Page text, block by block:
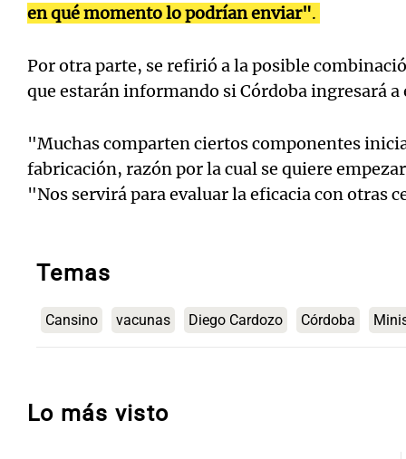
en qué momento lo podrían enviar".
Por otra parte, se refirió a la posible
que estarán informando si Córdoba ingresará
"Muchas comparten ciertos componentes
fabricación, razón por la cual se quiere
"Nos servirá para evaluar la eficacia con otras
Temas
Cansino vacunas Diego Cardozo Córdoba
Lo más visto